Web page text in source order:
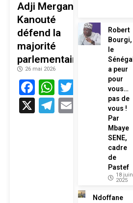
Adji Mergane
Kanouté
défend la
majorité
parlementaire
26 mai 2026
Facebook
WhatsApp
Twitter
X
Telegram
Email
Robert
Bourgi,
le
Sénégal
a peur
pour
vous…
pas de
vous !
Par
Mbaye
SENE,
cadre
de
Pastef
18 juin
2025
Ndoffane